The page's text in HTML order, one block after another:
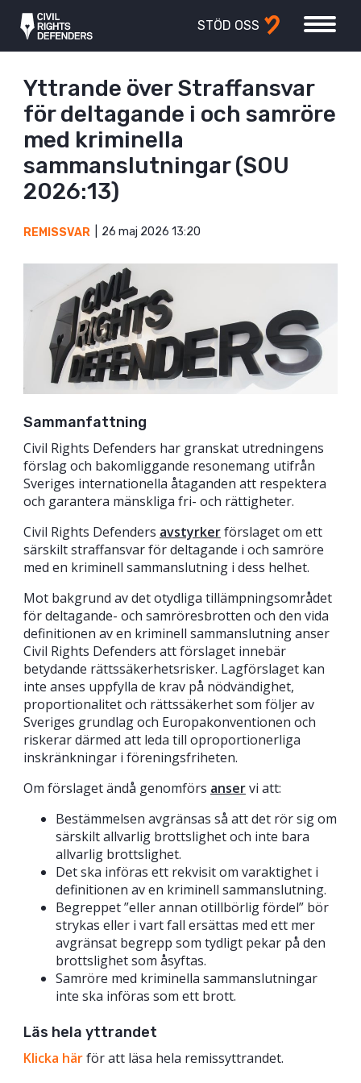
STÖD OSS
Yttrande över Straffansvar
för deltagande i och samröre
med kriminella
sammanslutningar (SOU
2026:13)
REMISSVAR 26 maj 2026 13:20
Sammanfattning
Civil Rights Defenders har granskat utredningens
förslag och bakomliggande resonemang utifrån
Sveriges internationella åtaganden att respektera
och garantera mänskliga fri- och rättigheter.
Civil Rights Defenders avstyrkerförslaget om ett
särskilt straffansvar för deltagande i och samröre
med en kriminell sammanslutning i dess helhet.
Mot bakgrund av det otydliga tillämpningsområdet
för deltagande- och samröresbrotten och den vida
definitionen av en kriminell sammanslutning anser
Civil Rights Defenders att förslaget innebär
betydande rättssäkerhetsrisker. Lagförslaget kan
inte anses uppfylla de krav på nödvändighet,
proportionalitet och rättssäkerhet som följer av
Sveriges grundlag och Europakonventionen och
riskerar därmed att leda till oproportionerliga
inskränkningar i föreningsfriheten.
Om förslaget ändå genomförs anservi att:
Bestämmelsen avgränsas så att det rör sig om
särskilt allvarlig brottslighet och inte bara
allvarlig brottslighet.
Det ska införas ett rekvisit om varaktighet i
definitionen av en kriminell sammanslutning.
Begreppet ”eller annan otillbörlig fördel” bör
strykas eller i vart fall ersättas med ett mer
avgränsat begrepp som tydligt pekar på den
brottslighet som åsyftas.
Samröre med kriminella sammanslutningar
inte ska införas som ett brott.
Läs hela yttrandet
Klicka härför att läsa hela remissyttrandet.